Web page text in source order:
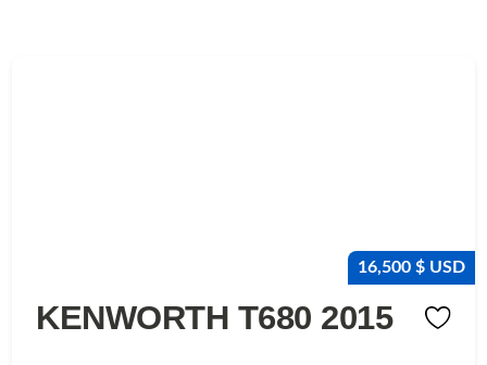
16,500 $ USD
KENWORTH T680 2015